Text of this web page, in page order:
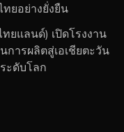
ยอย่างยั่งยืน
ยแลนด์) เปิดโรงงาน
ารผลิตสู่เอเชียตะวัน
ะดับโลก